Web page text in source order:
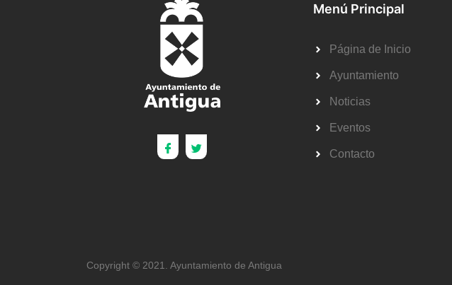
Menú Principal
Página de Inicio
Ayuntamiento
Noticias
Eventos
Contacto
Copyright © 2021. Ayuntamiento de Antigua